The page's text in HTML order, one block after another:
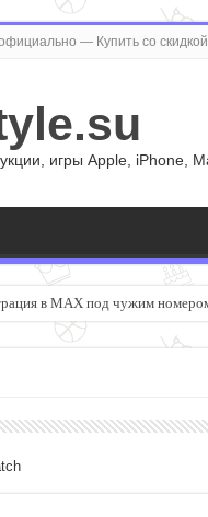
— Купить со скидкой
игры Apple, iPhone,
в MAX под чужим